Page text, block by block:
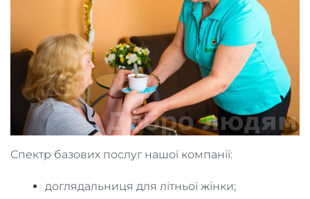
Спектр базових послуг нашої компанії:
доглядальниця для літньої жінки;